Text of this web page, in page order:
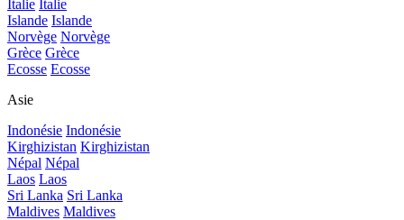
Italie Italie
Islande Islande
Norvège Norvège
Grèce Grèce
Ecosse Ecosse
Asie
Indonésie Indonésie
Kirghizistan Kirghizistan
Népal Népal
Laos Laos
Sri Lanka Sri Lanka
Maldives Maldives